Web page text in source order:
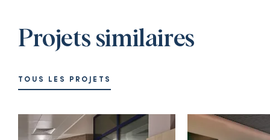
Projets similaires
TOUS LES PROJETS